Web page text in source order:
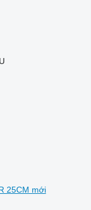
25CM mới